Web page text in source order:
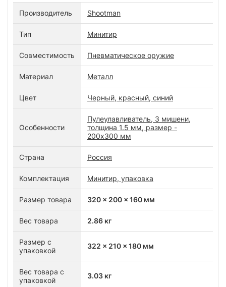
Производитель Shootman
Тип Минитир
Совместимость Пневматическое оружие
Материал Металл
Цвет Черный, красный, синий
Особенности
Пулеулавливатель, 3 мишени,
толщина 1.5 мм, размер -
200х300 мм
Страна Россия
Комплектация Минитир, упаковка
Размер товара 320 x 200 x 160 мм
Вес товара 2.86 кг
Размер с
упаковкой
322 x 210 x 180 мм
Вес товара с
упаковкой
3.03 кг